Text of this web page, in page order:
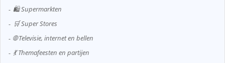
🛍️ Supermarkten
🛒 Super Stores
🌐 Televisie, internet en bellen
💃 Themafeesten en partijen